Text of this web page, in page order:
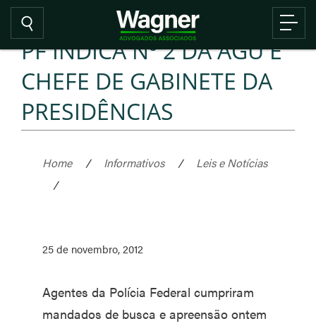
PF INDICA Nº 2 DA AGU E
CHEFE DE GABINETE DA
PRESIDÊNCIAS
Home / Informativos /
Leis e Notícias
/
25 de novembro, 2012
Agentes da Polícia Federal cumpriram
mandados de busca e apreensão ontem